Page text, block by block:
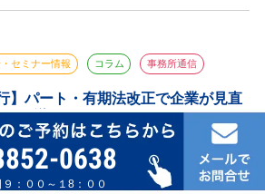
セミナー情報 コラム 事務所通信
】パート・有期法改正で企業が見直
お送りします❗️
事務所通信
0638
：００～１8：００